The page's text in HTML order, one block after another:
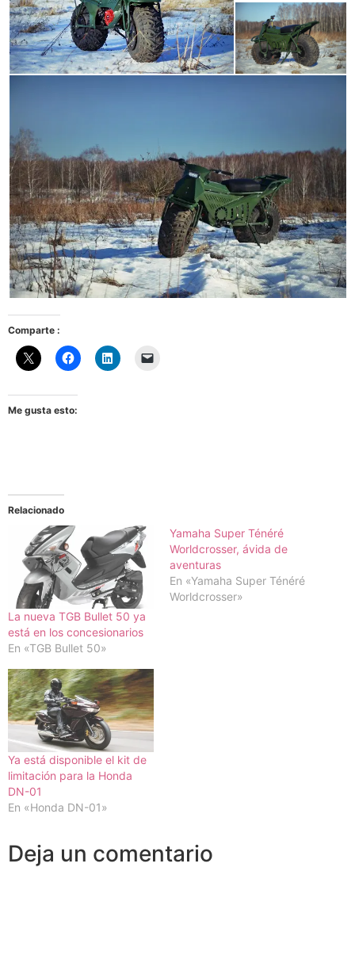
Comparte :
Me gusta esto:
Relacionado
La nueva TGB Bullet 50 ya
está en los concesionarios
En «TGB Bullet 50»
Yamaha Super Ténéré
Worldcrosser, ávida de
aventuras
En «Yamaha Super Ténéré
Worldcrosser»
Ya está disponible el kit de
limitación para la Honda
DN-01
En «Honda DN-01»
Deja un comentario